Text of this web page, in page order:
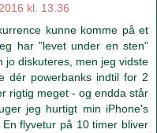
kl. 13.36
kunne komme på et
har "levet under en sten"
jo diskuteres, men jeg vidste
dér powerbanks indtil for 2
rigtig meget - og endda står
jeg hurtigt min iPhone's
flyvetur på 10 timer bliver